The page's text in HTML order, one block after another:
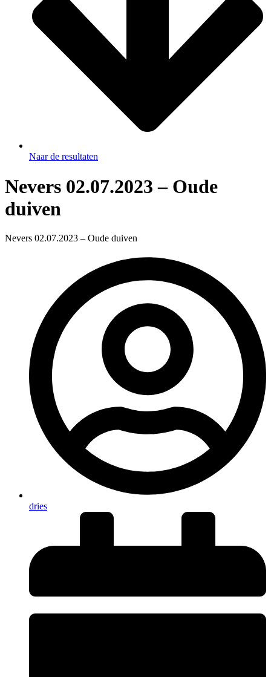
Naar de resultaten
Nevers 02.07.2023 – Oude
duiven
Nevers 02.07.2023 – Oude duiven
dries